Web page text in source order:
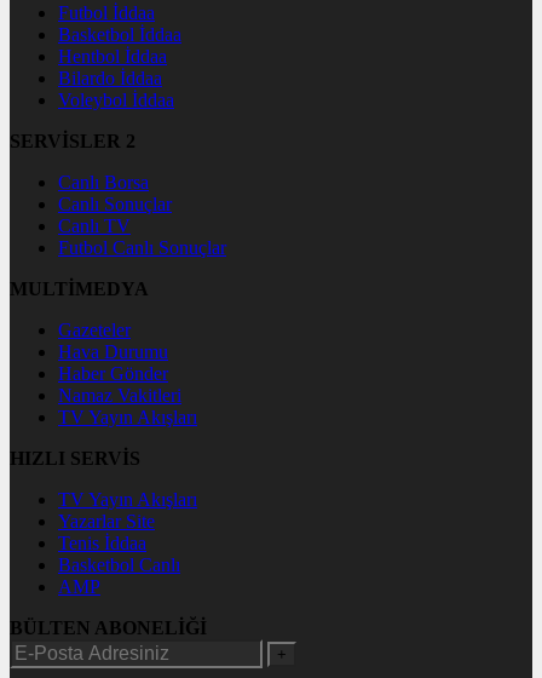
Futbol İddaa
Basketbol İddaa
Hentbol İddaa
Bilardo İddaa
Voleybol İddaa
SERVİSLER 2
Canlı Borsa
Canlı Sonuçlar
Canlı TV
Futbol Canlı Sonuçlar
MULTİMEDYA
Gazeteler
Hava Durumu
Haber Gönder
Namaz Vakitleri
TV Yayın Akışları
HIZLI SERVİS
TV Yayın Akışları
Yazarlar Site
Tenis İddaa
Basketbol Canlı
AMP
BÜLTEN ABONELİĞİ
+